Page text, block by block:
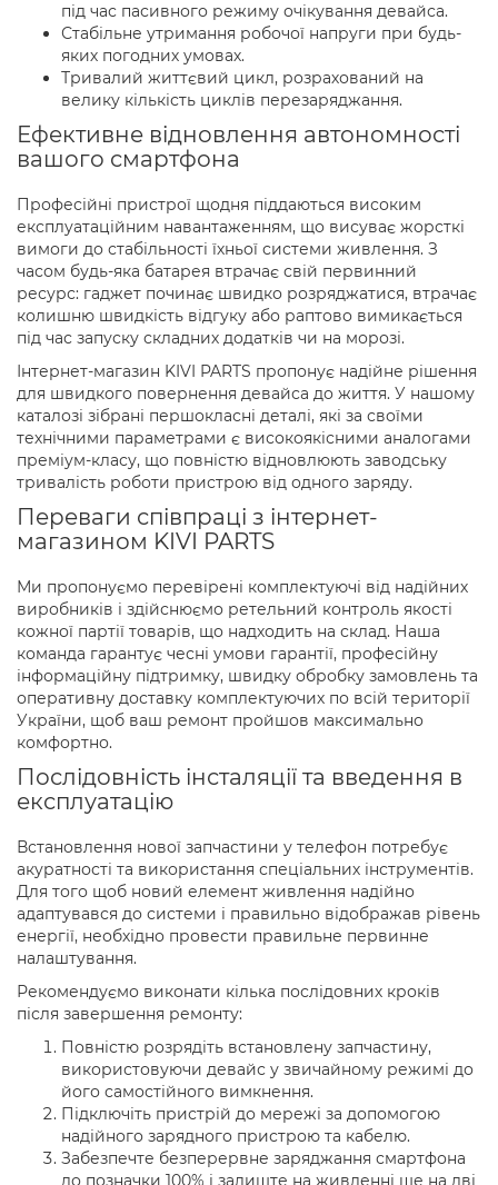
під час пасивного режиму очікування девайса.
Стабільне утримання робочої напруги при будь-
яких погодних умовах.
Тривалий життєвий цикл, розрахований на
велику кількість циклів перезаряджання.
Ефективне відновлення автономності
вашого смартфона
Професійні пристрої щодня піддаються високим
експлуатаційним навантаженням, що висуває жорсткі
вимоги до стабільності їхньої системи живлення. З
часом будь-яка батарея втрачає свій первинний
ресурс: гаджет починає швидко розряджатися, втрачає
колишню швидкість відгуку або раптово вимикається
під час запуску складних додатків чи на морозі.
Інтернет-магазин KIVI PARTS пропонує надійне рішення
для швидкого повернення девайса до життя. У нашому
каталозі зібрані першокласні деталі, які за своїми
технічними параметрами є високоякісними аналогами
преміум-класу, що повністю відновлюють заводську
тривалість роботи пристрою від одного заряду.
Переваги співпраці з інтернет-
магазином KIVI PARTS
Ми пропонуємо перевірені комплектуючі від надійних
виробників і здійснюємо ретельний контроль якості
кожної партії товарів, що надходить на склад. Наша
команда гарантує чесні умови гарантії, професійну
інформаційну підтримку, швидку обробку замовлень та
оперативну доставку комплектуючих по всій території
України, щоб ваш ремонт пройшов максимально
комфортно.
Послідовність інсталяції та введення в
експлуатацію
Встановлення нової запчастини у телефон потребує
акуратності та використання спеціальних інструментів.
Для того щоб новий елемент живлення надійно
адаптувався до системи і правильно відображав рівень
енергії, необхідно провести правильне первинне
налаштування.
Рекомендуємо виконати кілька послідовних кроків
після завершення ремонту:
Повністю розрядіть встановлену запчастину,
використовуючи девайс у звичайному режимі до
його самостійного вимкнення.
Підключіть пристрій до мережі за допомогою
надійного зарядного пристрою та кабелю.
Забезпечте безперервне заряджання смартфона
до позначки 100% і залиште на живленні ще на дві